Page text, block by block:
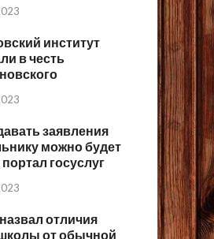
институт
в честь
заявления
можно будет
госуслуг
отличия
от обычной